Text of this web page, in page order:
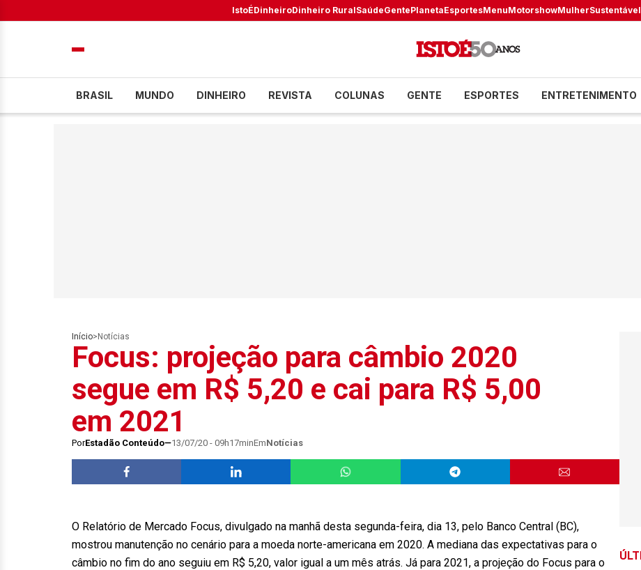
IstoÉDinheiroDinheiro RuralSaúdeGentePlanetaEsportesMenuMotorshowMulherSustentável
BRASIL MUNDO DINHEIRO REVISTA COLUNAS GENTE ESPORTES ENTRETENIMENTO
Início> Notícias
Focus: projeção para câmbio 2020
segue em R$ 5,20 e cai para R$ 5,00
em 2021
PorEstadão Conteúdo 13/07/20 - 09h17minEmNotícias
O Relatório de Mercado Focus, divulgado na manhã desta segunda-feira, dia 13, pelo Banco Central (BC),
mostrou manutenção no cenário para a moeda norte-americana em 2020. A mediana das expectativas para o
câmbio no fim do ano seguiu em R$ 5,20, valor igual a um mês atrás. Já para 2021, a projeção do Focus para o